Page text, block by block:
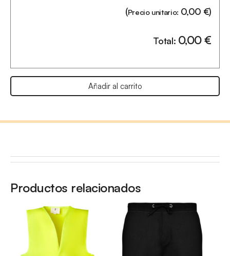
(Precio unitario: 0,00 €)
Total: 0,00€
Añadir al carrito
Productos relacionados